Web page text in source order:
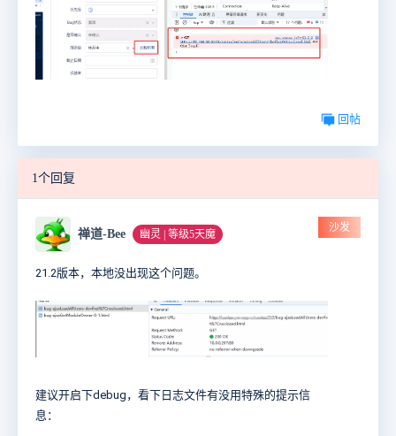
回帖
1个回复
禅道-Bee 幽灵 | 等级5天魔
沙发
21.2版本，本地没出现这个问题。
建议开启下debug，看下日志文件有没用特殊的提示信
息：